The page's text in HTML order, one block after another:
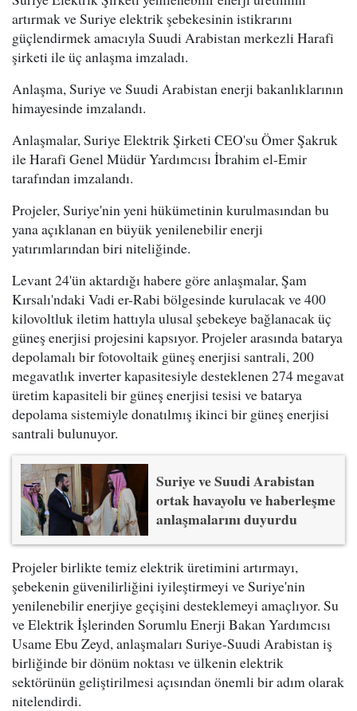
artırmak ve Suriye elektrik şebekesinin istikrarını
güçlendirmek amacıyla Suudi Arabistan merkezli Harafi
şirketi ile üç anlaşma imzaladı.
Anlaşma, Suriye ve Suudi Arabistan enerji bakanlıklarının
himayesinde imzalandı.
Anlaşmalar, Suriye Elektrik Şirketi CEO'su Ömer Şakruk
ile Harafi Genel Müdür Yardımcısı İbrahim el-Emir
tarafından imzalandı.
Projeler, Suriye'nin yeni hükümetinin kurulmasından bu
yana açıklanan en büyük yenilenebilir enerji
yatırımlarından biri niteliğinde.
Levant 24'ün aktardığı habere göre anlaşmalar, Şam
Kırsalı'ndaki Vadi er-Rabi bölgesinde kurulacak ve 400
kilovoltluk iletim hattıyla ulusal şebekeye bağlanacak üç
güneş enerjisi projesini kapsıyor. Projeler arasında batarya
depolamalı bir fotovoltaik güneş enerjisi santrali, 200
megavatlık inverter kapasitesiyle desteklenen 274 megavat
üretim kapasiteli bir güneş enerjisi tesisi ve batarya
depolama sistemiyle donatılmış ikinci bir güneş enerjisi
santrali bulunuyor.
Suriye ve Suudi Arabistan
ortak havayolu ve haberleşme
anlaşmalarını duyurdu
Projeler birlikte temiz elektrik üretimini artırmayı,
şebekenin güvenilirliğini iyileştirmeyi ve Suriye'nin
yenilenebilir enerjiye geçişini desteklemeyi amaçlıyor. Su
ve Elektrik İşlerinden Sorumlu Enerji Bakan Yardımcısı
Usame Ebu Zeyd, anlaşmaları Suriye-Suudi Arabistan iş
birliğinde bir dönüm noktası ve ülkenin elektrik
sektörünün geliştirilmesi açısından önemli bir adım olarak
nitelendirdi.